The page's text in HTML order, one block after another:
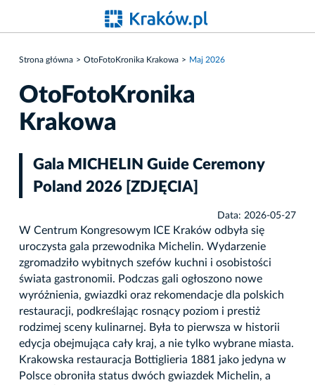
Strona główna OtoFotoKronika Krakowa Maj 2026
OtoFotoKronika
Krakowa
Gala MICHELIN Guide Ceremony
Poland 2026 [ZDJĘCIA]
Data: 2026-05-27
W Centrum Kongresowym ICE Kraków odbyła się
uroczysta gala przewodnika Michelin. Wydarzenie
zgromadziło wybitnych szefów kuchni i osobistości
świata gastronomii. Podczas gali ogłoszono nowe
wyróżnienia, gwiazdki oraz rekomendacje dla polskich
restauracji, podkreślając rosnący poziom i prestiż
rodzimej sceny kulinarnej. Była to pierwsza w historii
edycja obejmująca cały kraj, a nie tylko wybrane miasta.
Krakowska restauracja Bottiglieria 1881 jako jedyna w
Polsce obroniła status dwóch gwiazdek Michelin, a